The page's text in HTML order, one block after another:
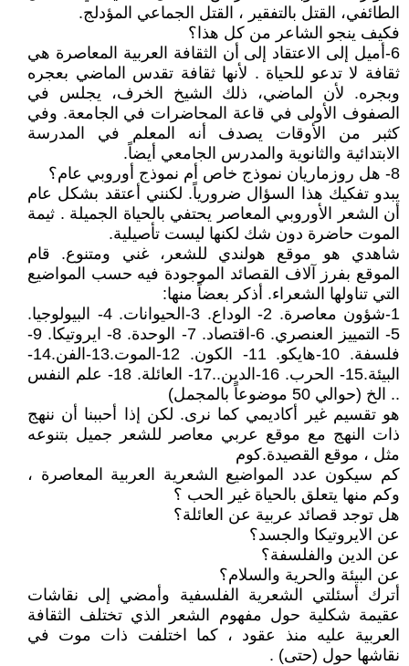
الطائفي، القتل بالتفقير ، القتل الجماعي المؤدلج.
فكيف ينجو الشاعر من كل هذا؟
6-أميل إلى الاعتقاد إلى أن الثقافة العربية المعاصرة هي
ثقافة لا تدعو للحياة . لأنها ثقافة تقدس الماضي بعجره
وبجره. لأن الماضي، ذلك الشيخ الخرف، يجلس في
الصفوف الأولى في قاعة المحاضرات في الجامعة. وفي
كثبر من الأوقات يصدف أنه المعلم في المدرسة
الابتدائية والثانوية والمدرس الجامعي أيضاً.
8- هل روزماريان نموذج خاص أم نموذج أوروبي عام؟
يبدو تفكيك هذا السؤال ضرورياً. لكنني أعتقد بشكل عام
أن الشعر الأوروبي المعاصر يحتفي بالحياة الجميلة . ثيمة
الموت حاضرة دون شك لكنها ليست تأصيلية.
شاهدي هو موقع هولندي للشعر، غني ومتنوع. قام
الموقع بفرز آلاف القصائد الموجودة فيه حسب المواضيع
التي تناولها الشعراء. أذكر بعضاً منها:
1-شؤون معاصرة. 2- الوداع. 3-الحيوانات. 4- البيولوجيا.
5- التمييز العنصري. 6-اقتصاد. 7- الوحدة. 8- ايروتيكا. 9-
فلسفة. 10-هايكو. 11- الكون. 12-الموت.13-الفن.14-
البيئة.15- الحرب. 16-الدين..17- العائلة. 18- علم النفس
.. الخ (حوالي 50 موضوعاً بالمجمل)
هو تقسيم غير أكاديمي كما نرى. لكن إذا أحببنا أن ننهج
ذات النهج مع موقع عربي معاصر للشعر جميل بتنوعه
مثل ، موقع القصيدة.كوم
كم سيكون عدد المواضيع الشعرية العربية المعاصرة ،
وكم منها يتعلق بالحياة غير الحب ؟
هل توجد قصائد عربية عن العائلة؟
عن الايروتيكا والجسد؟
عن الدين والفلسفة؟
عن البيئة والحرية والسلام؟
أترك أسئلتي الشعرية الفلسفية وأمضي إلى نقاشات
عقيمة شكلية حول مفهوم الشعر الذي تختلف الثقافة
العربية عليه منذ عقود ، كما اختلفت ذات موت في
نقاشها حول (حتى) .